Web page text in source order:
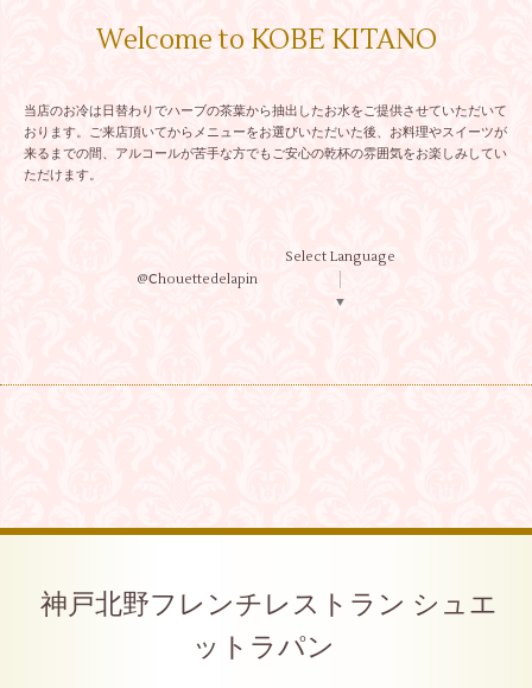
Welcome to KOBE KITANO
当店のお冷は日替わりでハーブの茶葉から抽出したお水をご提供させていただいて
おります。ご来店頂いてからメニューをお選びいただいた後、お料理やスイーツが
来るまでの間、アルコールが苦手な方でもご安心の乾杯の雰囲気をお楽しみしてい
ただけます。
@Ⅽhouettedelapin
Select Language
▼
神戸北野フレンチレストラン シュエ
ットラパン